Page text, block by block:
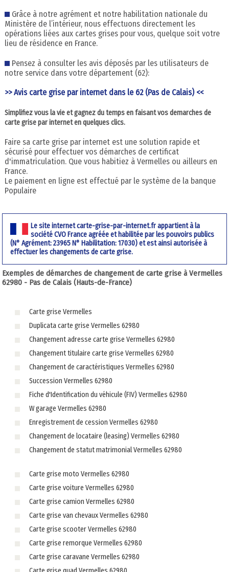
Grâce à notre agrément et notre habilitation nationale du
Ministère de l’intérieur, nous effectuons directement les
opérations liées aux cartes grises pour vous, quelque soit votre
lieu de résidence en France.
Pensez à consulter les avis déposés par les utilisateurs de
notre service dans votre département (62):
>> Avis carte grise par internet dans le 62 (Pas de Calais) <<
Simplifiez vous la vie et gagnez du temps en faisant vos demarches de
carte grise par internet en quelques clics.
Faire sa carte grise par internet est une solution rapide et
sécurisé pour effectuer vos démarches de certificat
d'immatriculation. Que vous habitiez à Vermelles ou ailleurs en
France.
Le paiement en ligne est effectué par le système de la banque
Populaire
Le site internet carte-grise-par-internet.fr appartient à la
société CVO France agréée et habilitée par les pouvoirs publics
(N° Agrément: 23965 N° Habilitation: 17030) et est ainsi autorisée à
effectuer les changements de carte grise.
Exemples de démarches de changement de carte grise à Vermelles
62980 - Pas de Calais (Hauts-de-France)
Carte grise Vermelles
Duplicata carte grise Vermelles 62980
Changement adresse carte grise Vermelles 62980
Changement titulaire carte grise Vermelles 62980
Changement de caractéristiques Vermelles 62980
Succession Vermelles 62980
Fiche d'Identification du véhicule (FIV) Vermelles 62980
W garage Vermelles 62980
Enregistrement de cession Vermelles 62980
Changement de locataire (leasing) Vermelles 62980
Changement de statut matrimonial Vermelles 62980
Carte grise moto Vermelles 62980
Carte grise voiture Vermelles 62980
Carte grise camion Vermelles 62980
Carte grise van chevaux Vermelles 62980
Carte grise scooter Vermelles 62980
Carte grise remorque Vermelles 62980
Carte grise caravane Vermelles 62980